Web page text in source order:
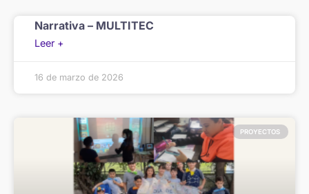
Narrativa – MULTITEC
Leer +
16 de marzo de 2026
PROYECTOS